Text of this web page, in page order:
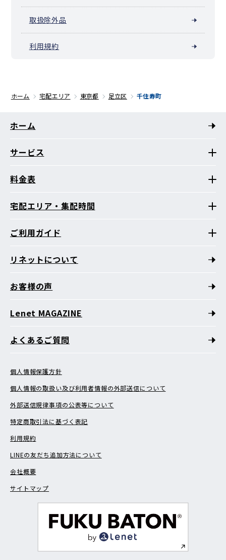
取扱除外品
利用規約
ホーム 宅配エリア 東京都 足立区 千住寿町
ホーム
サービス
料金表
宅配エリア・集配時間
ご利用ガイド
リネットについて
お客様の声
Lenet MAGAZINE
よくあるご質問
個人情報保護方針
個人情報の取扱い及び利用者情報の外部送信について
外部送信規律事項の公表等について
特定商取引法に基づく表記
利用規約
LINEの友だち追加方法について
会社概要
サイトマップ